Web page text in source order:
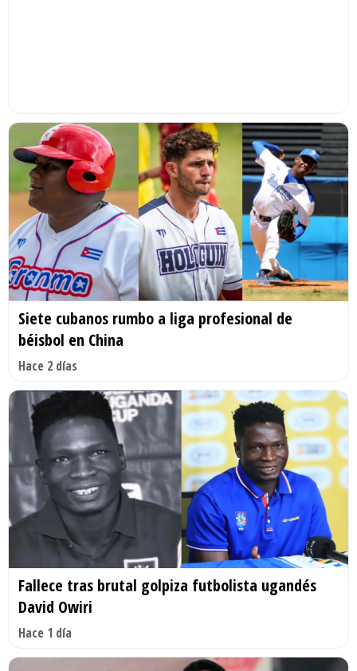
Siete cubanos rumbo a liga profesional de
béisbol en China
Hace 2 días
Fallece tras brutal golpiza futbolista ugandés
David Owiri
Hace 1 día